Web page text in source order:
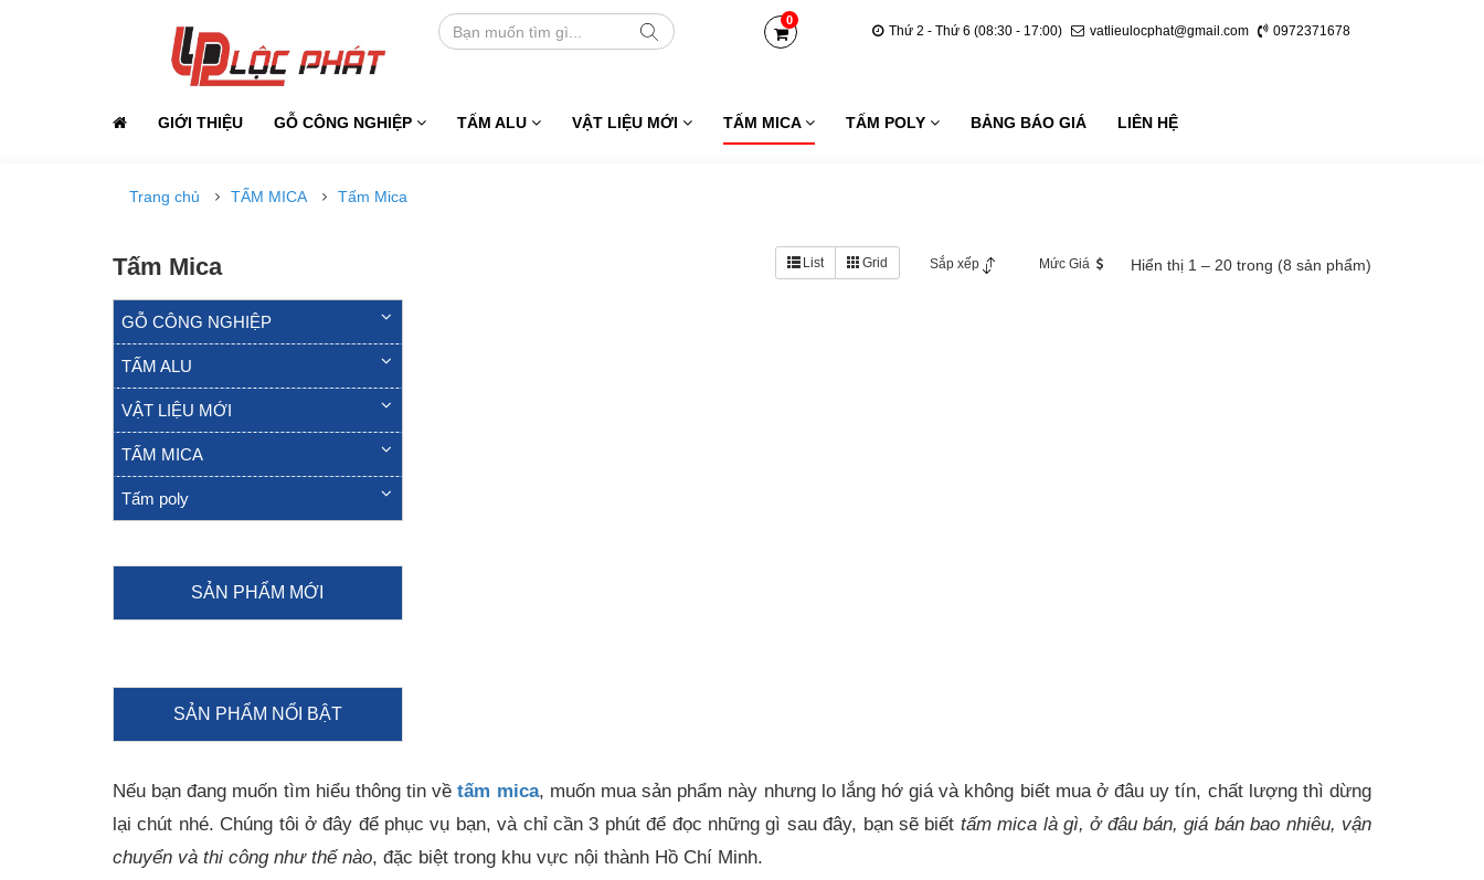
0
Thứ 2 - Thứ 6 (08:30 - 17:00) vatlieulocphat@gmail.com 0972371678
GIỚI THIỆU GỖ CÔNG NGHIỆP TẤM ALU VẬT LIỆU MỚI TẤM MICA TẤM POLY BẢNG BÁO GIÁ LIÊN HỆ
Trang chủ TẤM MICA Tấm Mica
Tấm Mica List Grid Sắp xếp Mức Giá Hiển thị 1 – 20 trong (8 sản phẩm)
GỖ CÔNG NGHIỆP
TẤM ALU
VẬT LIỆU MỚI
TẤM MICA
Tấm poly
SẢN PHẨM MỚI
SẢN PHẨM NỔI BẬT
Nếu bạn đang muốn tìm hiểu thông tin vềtấm mica, muốn mua sản phẩm này nhưng lo lắng hớ giá và không biết mua ở đâu uy tín, chất lượng thì dừng
lại chút nhé. Chúng tôi ở đây để phục vụ bạn, và chỉ cần 3 phút để đọc những gì sau đây, bạn sẽ biết tấm mica là gì, ở đâu bán, giá bán bao nhiêu, vận
chuyển và thi công như thế nào, đặc biệt trong khu vực nội thành Hồ Chí Minh.